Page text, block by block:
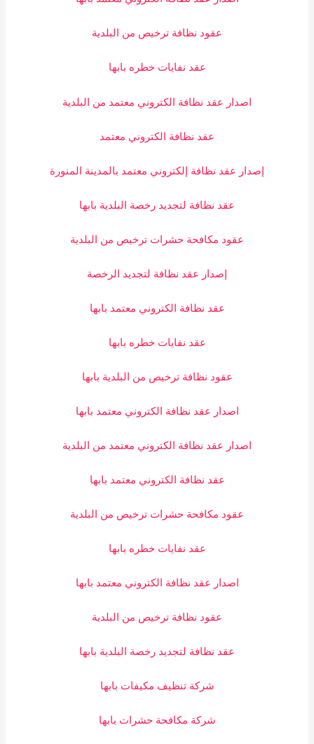
عقود نظافة ترخيص من البلدية
عقد نفايات خطره بابها
اصدار عقد نظافة الكتروني معتمد من البلدية
عقد نظافة الكتروني معتمد
إصدار عقد نظافة إلكتروني معتمد بالمدينة المنورة
عقد نظافة لتجديد رخصة البلدية بابها
عقود مكافحة حشرات ترخيص من البلدية
إصدار عقد نظافة لتجديد الرخصة
عقد نظافة الكتروني معتمد بابها
عقد نفايات خطره بابها
عقود نظافة ترخيص من البلدية بابها
اصدار عقد نظافة الكتروني معتمد بابها
اصدار عقد نظافة الكتروني معتمد من البلدية
عقد نظافة الكتروني معتمد بابها
عقود مكافحة حشرات ترخيص من البلدية
عقد نفايات خطره بابها
اصدار عقد نظافة الكتروني معتمد بابها
عقود نظافة ترخيص من البلدية
عقد نظافة لتجديد رخصة البلدية بابها
شركة تنظيف مكيفات بابها
شركة مكافحة حشرات بابها